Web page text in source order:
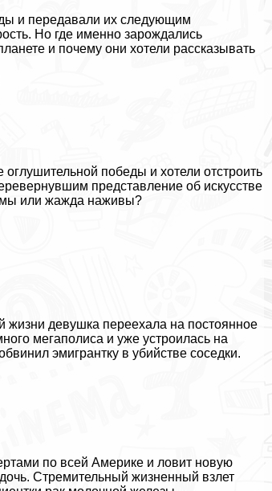
и передавали их следующим
Но где именно зарождались
и почему они хотели рассказывать
победы и хотели отстроить
представление об искусстве
или жажда наживы?
жизни дeвyшка переехала на постоянное
мегаполиса и уже устроилась на
эмигрантку в убийстве соседки.
по всей Америке и ловит новую
Стремительный жизненный взлет